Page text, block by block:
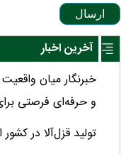
ارسال
آخرین اخبار
خبرنگار میان
و حرفه‌ای فرصتی
تولید قزل‌آلا در کشور از ۲۷۳ هزار تن عبور